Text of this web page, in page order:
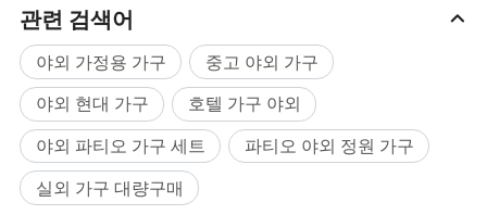
관련 검색어
야외 가정용 가구
중고 야외 가구
야외 현대 가구
호텔 가구 야외
야외 파티오 가구 세트
파티오 야외 정원 가구
실외 가구 대량구매